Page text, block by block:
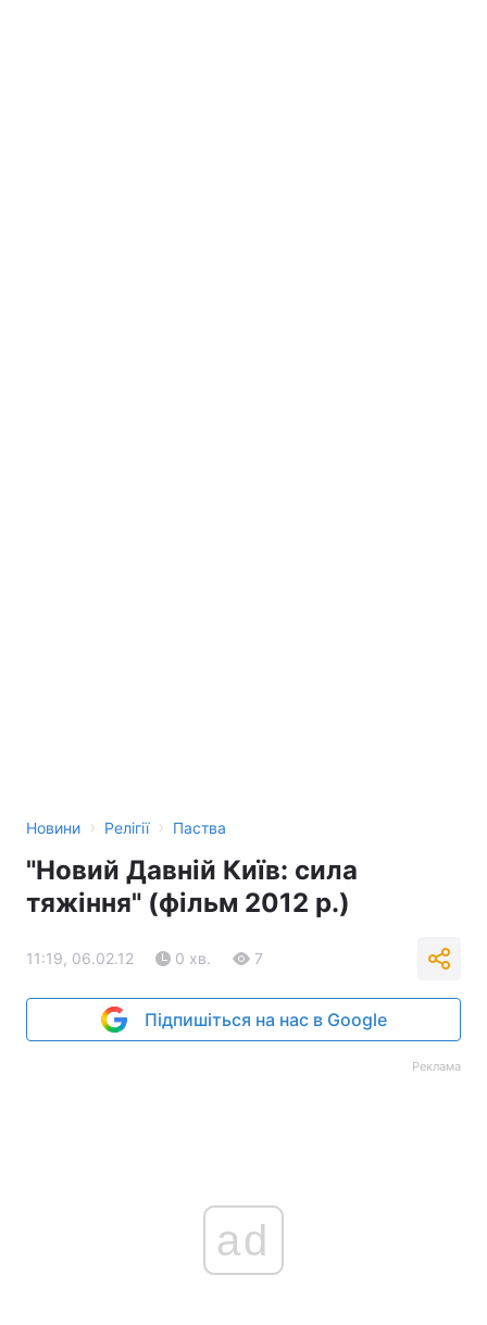
Новини › Релігії › Паства
"Новий Давній Київ: сила
тяжіння" (фільм 2012 р.)
11:19, 06.02.12 0 хв. 7
Підпишіться на нас в Google
Реклама
ad